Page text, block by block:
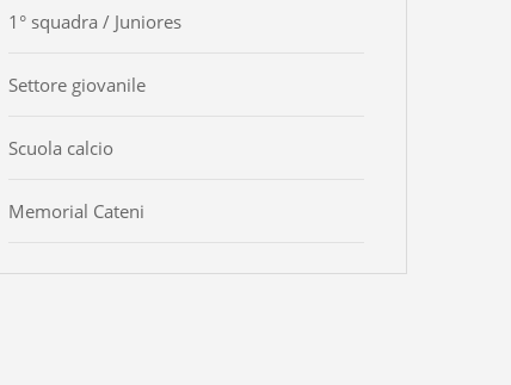
1° squadra / Juniores
Settore giovanile
Scuola calcio
Memorial Cateni